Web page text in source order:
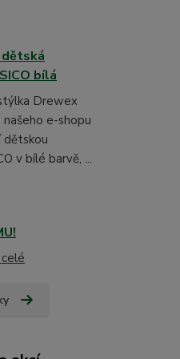
dětská
bílá
Drewex
e-shopu
dětskou
v bílé barvě, ...